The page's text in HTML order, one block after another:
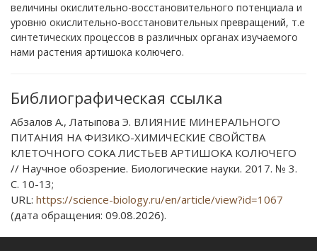
величины окислительно-восстановительного потенциала и
уровню окислительно-восстановительных превращений, т.е
синтетических процессов в различных органах изучаемого
нами растения артишока колючего.
Библиографическая ссылка
Абзалов А., Латыпова Э. ВЛИЯНИЕ МИНЕРАЛЬНОГО
ПИТАНИЯ НА ФИЗИКО-ХИМИЧЕСКИЕ СВОЙСТВА
КЛЕТОЧНОГО СОКА ЛИСТЬЕВ АРТИШОКА КОЛЮЧЕГО
// Научное обозрение. Биологические науки. 2017. № 3.
С. 10-13;
URL: https://science-biology.ru/en/article/view?id=1067
(дата обращения: 09.08.2026).